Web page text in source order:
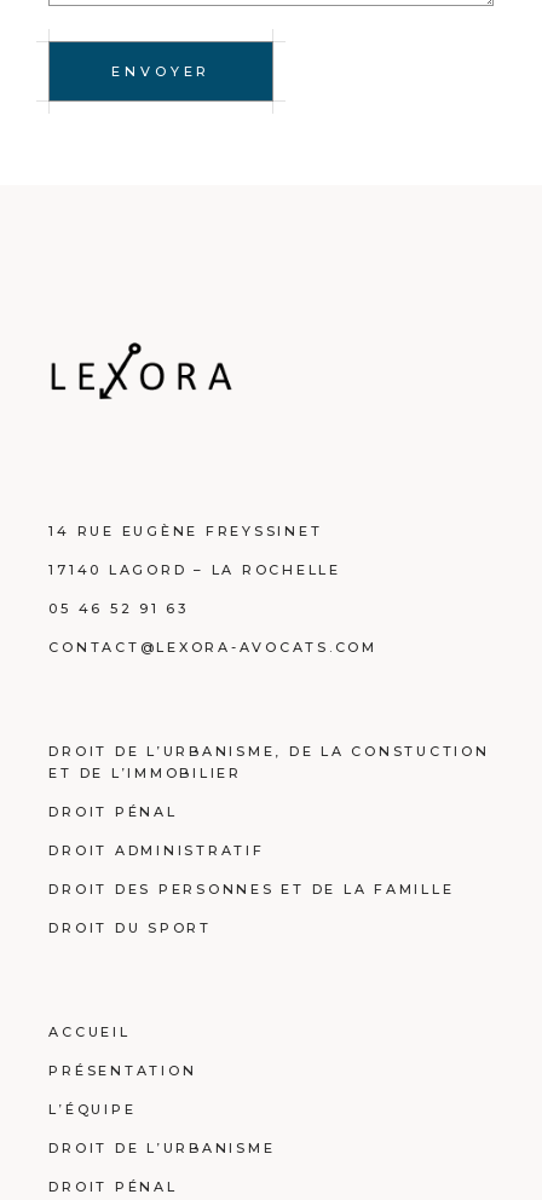
ENVOYER
14 RUE EUGÈNE FREYSSINET
17140 LAGORD – LA ROCHELLE
05 46 52 91 63
CONTACT@LEXORA-AVOCATS.COM
DROIT DE L’URBANISME, DE LA CONSTUCTION
ET DE L’IMMOBILIER
DROIT PÉNAL
DROIT ADMINISTRATIF
DROIT DES PERSONNES ET DE LA FAMILLE
DROIT DU SPORT
ACCUEIL
PRÉSENTATION
L’ÉQUIPE
DROIT DE L’URBANISME
DROIT PÉNAL